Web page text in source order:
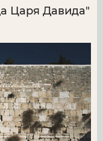
Царя Давида"